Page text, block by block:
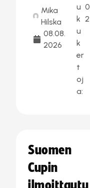
Mika
Hilska
08.08.
2026
u
k
u
k
er
t
oj
a:
0
2
Suomen
Cupin